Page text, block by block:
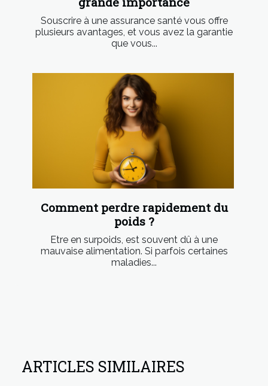
Souscrire à une assurance santé vous offre
plusieurs avantages, et vous avez la garantie
que vous...
Comment perdre rapidement du
poids ?
Etre en surpoids, est souvent dû à une
mauvaise alimentation. Si parfois certaines
maladies...
ARTICLES SIMILAIRES